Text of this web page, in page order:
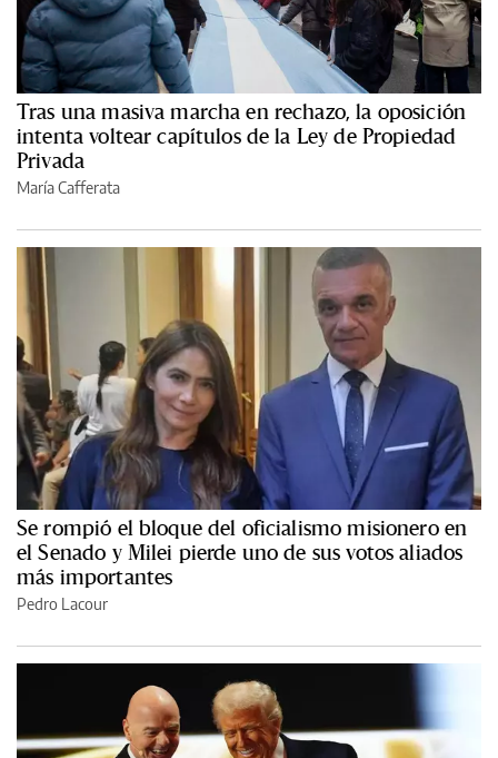
Tras una masiva marcha en rechazo, la oposición
intenta voltear capítulos de la Ley de Propiedad
Privada
María Cafferata
Se rompió el bloque del oficialismo misionero en
el Senado y Milei pierde uno de sus votos aliados
más importantes
Pedro Lacour